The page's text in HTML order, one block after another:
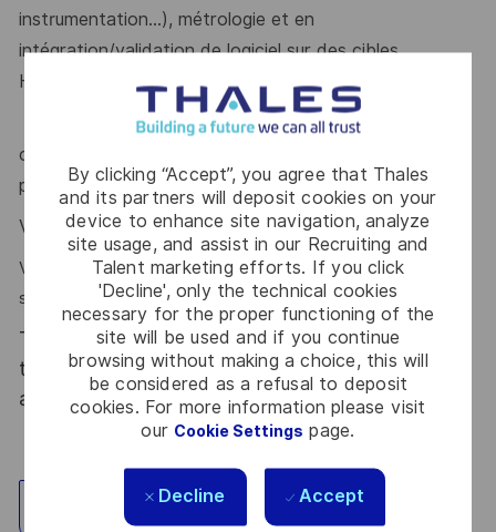
By clicking “Accept”, you agree that Thales
and its partners will deposit cookies on your
device to enhance site navigation, analyze
site usage, and assist in our Recruiting and
Talent marketing efforts. If you click
'Decline', only the technical cookies
necessary for the proper functioning of the
site will be used and if you continue
browsing without making a choice, this will
be considered as a refusal to deposit
cookies. For more information please visit
our Cookie Settings page.
Decline Accept
instrumentation…), métrologie et en
intégration/validation de logiciel sur des cibles
Hardware.
Vous savez mobiliser une équipe et développer la
coopération grâce à votre force de conviction et de
persuasion.
Vous avez le sens du service du client.
Vous êtes reconnu pour votre capacité d'analyse, esprit de
synthèse et rigueur.
Thales, entreprise Handi-Engagée, reconnait
tous les talents. La diversité est notre meilleur
atout. Postulez et rejoignez nous !
Explore Location